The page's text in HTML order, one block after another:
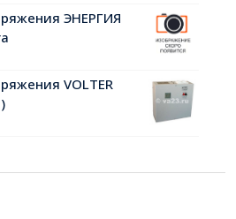
ЭНЕРГИЯ
VOLTER